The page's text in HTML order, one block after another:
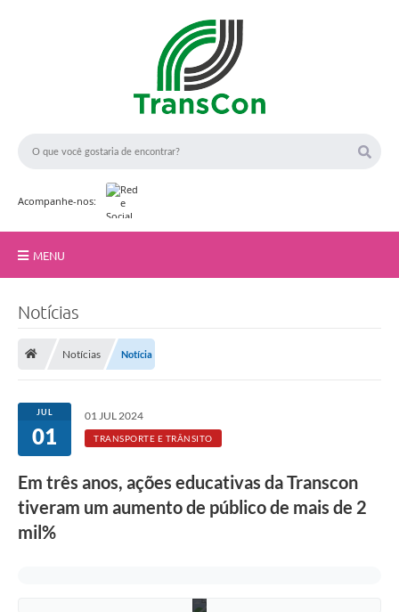
Acompanhe-nos:
MENU
Rotativo
Atendimento
Transparência
Prefeitura
Notícias
Notícias Notícia
JUL
01
01 JUL 2024
TRANSPORTE E TRÂNSITO
Em três anos, ações educativas da Transcon
tiveram um aumento de público de mais de 2
mil%
b
r
e
l
a